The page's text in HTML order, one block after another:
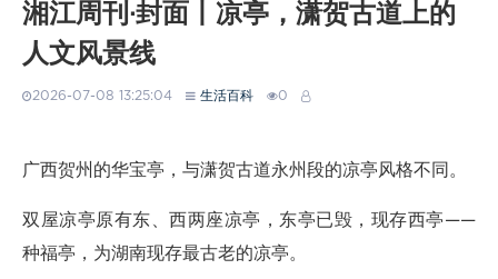
湘江周刊·封面丨凉亭，潇贺古道上的
人文风景线
2026-07-08 13:25:04 生活百科 0
广西贺州的华宝亭，与潇贺古道永州段的凉亭风格不同。
双屋凉亭原有东、西两座凉亭，东亭已毁，现存西亭——
种福亭，为湖南现存最古老的凉亭。